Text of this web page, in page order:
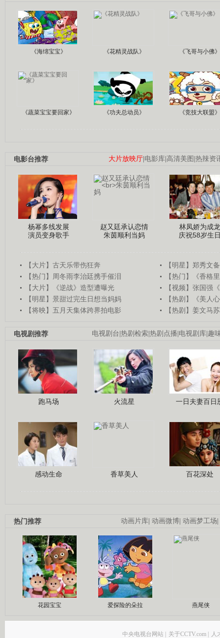
《海绵宝宝》 《花精灵战队》 《飞哥与小佛》
《蔬菜宝宝要回家》 《功夫总动员》 《竞技大联盟》
大片放映厅|电影库|高清美图 |热辣资
电影台推荐
杨幂多线发展
演员变身歌手
赵又廷承认恋情
朱茵顺利当妈
林凤娇为成龙
庆祝58岁生
【大片】古天乐带伤狂奔
【明星】郑秀文
【热门】周冬雨李治廷携手催泪
【热门】《香格
【大片】《逆战》造型遭曝光
【视频】张国强
【明星】景甜过完生日想当妈妈
【热剧】《美人
【将映】五月天集体跨界拍电影
【热剧】姜文马
电视剧台|热剧检索|热剧点播|电视剧库|趣
电视剧推荐
跑马场 火流星 一日夫妻百日
感动生命 香草美人 百花深处
动画片库| 动画微博| 动画梦工场|
热门推荐
花园宝宝 爱探险的朵拉 燕尾侠
中央电视台网站 | 关于CCTV.com | 人